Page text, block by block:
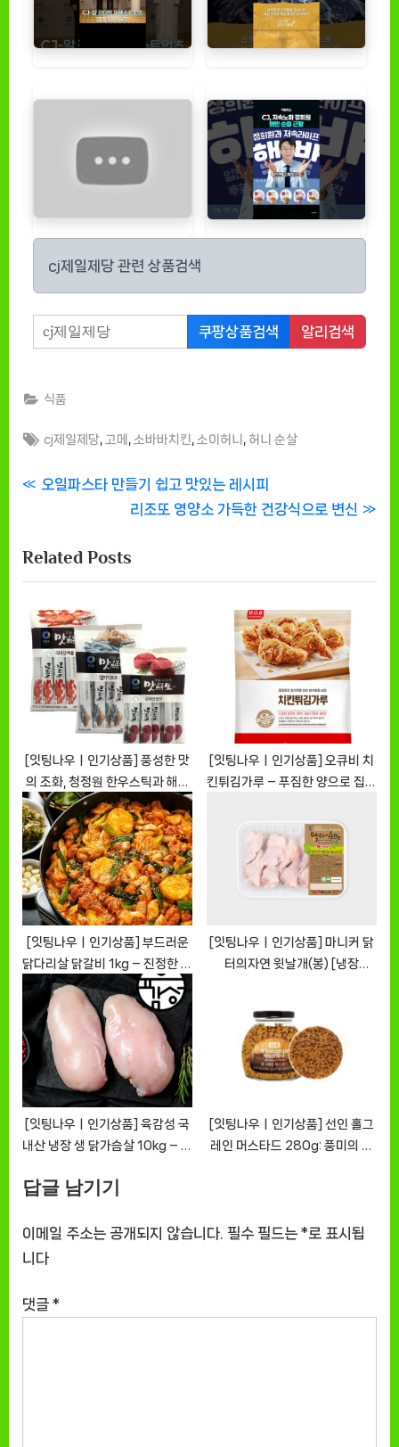
cj제일제당 관련 상품검색
쿠팡상품검색 알리검색
식품
Tags:
cj제일제당 고메 소바바치킨 소이허니 허니 순살
글
색
P
v
i
o
u
s
P
o
t
:
오일파스타 만들기 쉽고 맛있는 레시피
N
x
t
o
s
t
:
리조또 영양소 가득한 건강식으로 변신
Related Posts
[잇팅나우ㅣ인기상품] 풍성한 맛
의 조화, 청정원 한우스틱과 해물
스틱의 매력 [EatingNOWㅣ추
천상품]
[잇팅나우ㅣ인기상품] 오큐비 치
킨튀김가루 – 푸짐한 양으로 집에
천상품]
[잇팅나우ㅣ인기상품] 부드러운
닭다리살 닭갈비 1kg – 진정한 맛
의 향연 [EatingNOWㅣ추천상
품]
[잇팅나우ㅣ인기상품] 마니커 닭
터의자연 윗날개(봉) [냉장
[잇팅나우ㅣ인기상품] 육감성 국
내산 냉장 생 닭가슴살 10kg – 건
ㅣ추천상품]
[잇팅나우ㅣ인기상품] 선인 홀그
레인 머스타드 280g: 풍미의 향
답글 남기기
이메일 주소는 공개되지 않습니다. 필수 필드는 *로 표시됩
니다
댓글 *